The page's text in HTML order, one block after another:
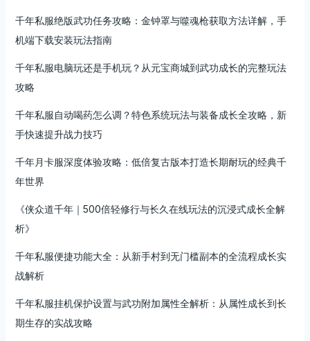
千年私服绝版武功任务攻略：金钟罩与噬魂枪获取方法详解，手
机端下载安装玩法指南
千年私服电脑玩还是手机玩？从元宝商城到武功成长的完整玩法
攻略
千年私服自动喝药怎么调？特色系统玩法与装备成长全攻略，新
手快速提升战力技巧
千年月卡服深度体验攻略：低倍复古版本打造长期耐玩的经典千
年世界
《侠众道千年｜500倍轻修行与长久在线玩法的沉浸式成长全解
析》
千年私服便捷功能大全：从新手村到无门槛副本的全流程成长实
战解析
千年私服挂机保护设置与武功附加属性全解析：从属性成长到长
期生存的实战攻略